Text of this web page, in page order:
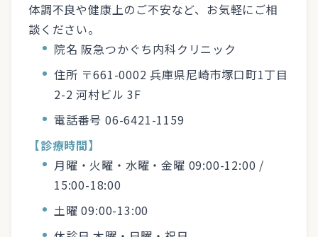
体調不良や健康上のご不安など、お気軽にご相
談ください。
院名 阪急つかぐち内科クリニック
住所 〒661-0002 兵庫県尼崎市塚口町1丁目
2-2 河村ビル 3F
電話番号 06-6421-1159
【診療時間】
月曜・火曜・水曜・金曜 09:00-12:00 /
15:00-18:00
土曜 09:00-13:00